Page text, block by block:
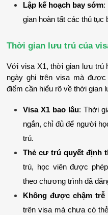
Lập kế hoạch bay sớm:
gian hoàn tất các thủ tục
Thời gian lưu trú của
Với visa X1, thời gian lưu trú
ngày ghi trên visa mà
điểm cần hiểu rõ về thời gian
Visa X1 bao lâu: Thời
ngắn, chỉ đủ để người
trú.
Thẻ cư trú quyết định
trú, học viên được
theo chương trình đã
Không được chậm
trên visa mà chưa có